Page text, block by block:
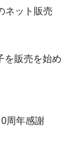
ット販売
販売を始め
周年感謝